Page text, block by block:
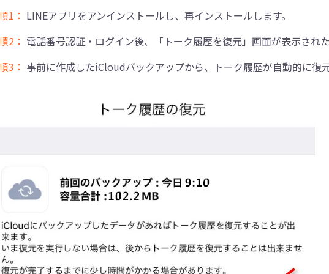
1： LINEアプリをアンインストールし、再インストールします。
2： 電話番号認証・ログイン後、「トーク履歴を復元」画面が表示され
3： 事前に作成したiCloudバックアップから、トーク履歴が自動的に復元